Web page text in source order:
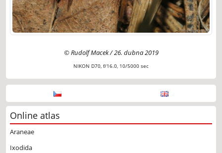
© Rudolf Macek / 26. dubna 2019
NIKON D70, f/16.0, 10/5000 sec
Online atlas
Araneae
Ixodida